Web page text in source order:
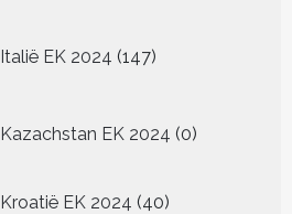
Italië EK 2024 147
producten
Kazachstan EK 2024 0
producten
Kroatië EK 2024 4040